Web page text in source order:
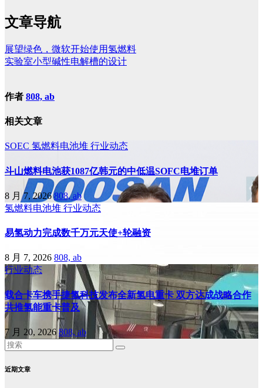
文章导航
展望绿色，微软开始使用氢燃料
实验室小型碱性电解槽的设计
作者 808, ab
相关文章
SOEC 氢燃料电池堆 行业动态
斗山燃料电池获1087亿韩元的中低温SOFC电堆订单
8 月 7, 2026808, ab
氢燃料电池堆 行业动态
易氢动力完成数千万元天使+轮融资
8 月 7, 2026 808, ab
行业动态
载合卡车携手捷氢科技发布全新氢电重卡 双方达成战略合作
共推氢能重卡普及
7 月 20, 2026808, ab
近期文章